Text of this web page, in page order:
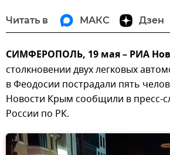
Читать в МАКС Дзен
СИМФЕРОПОЛЬ, 19 мая – РИА
столкновении двух легковых
в Феодосии пострадали пять
Новости Крым сообщили в пресс-
России по РК.